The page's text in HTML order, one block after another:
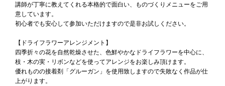
講師が丁寧に教えてくれる本格的で面白い、ものづくりメニューをご用
意しています。
初心者でも安心して参加いただけますので是非お試しください。
【ドライフラワーアレンジメント】
四季折々の花を自然乾燥させた、色鮮やかなドライフラワーを中心に、
枝・木の実・リボンなどを使ってアレンジをお楽しみ頂けます。
優れものの接着剤「グルーガン」を使用致しますので失敗なく作品が仕
上がります。